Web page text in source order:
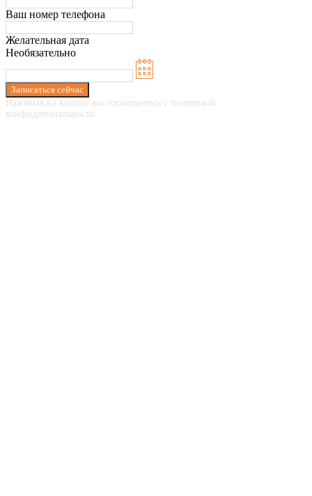
Ваш номер телефона
Желательная дата
Необязательно
Записаться сейчас
Нажимая на кнопку вы соглашаетесь с политикой
конфиденциальности